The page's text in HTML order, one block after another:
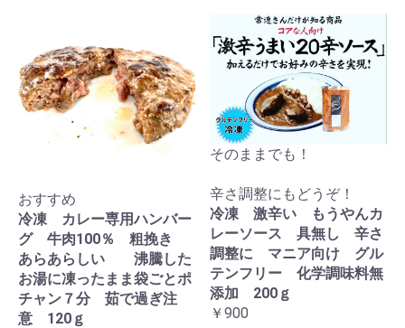
おすすめ
冷凍 カレー専用ハンバー
グ 牛肉100％ 粗挽き
あらあらしい 沸騰した
お湯に凍ったまま袋ごとポ
チャン７分 茹で過ぎ注
意 120ｇ
そのままでも！
辛さ調整にもどうぞ！
冷凍 激辛い もうやんカ
レーソース 具無し 辛さ
調整に マニア向け グル
テンフリー 化学調味料無
添加 200ｇ
￥900